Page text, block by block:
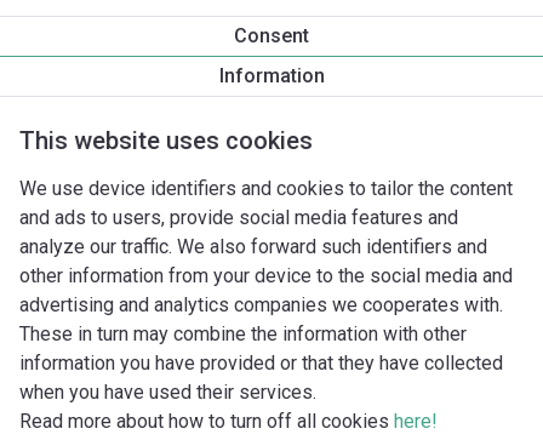
Consent
Information
This website uses cookies
We use device identifiers and cookies to tailor the content
and ads to users, provide social media features and
analyze our traffic. We also forward such identifiers and
other information from your device to the social media and
advertising and analytics companies we cooperates with.
These in turn may combine the information with other
information you have provided or that they have collected
when you have used their services.
Read more about how to turn off all cookies here!
Stratos MAXO-D 40/0,5-12